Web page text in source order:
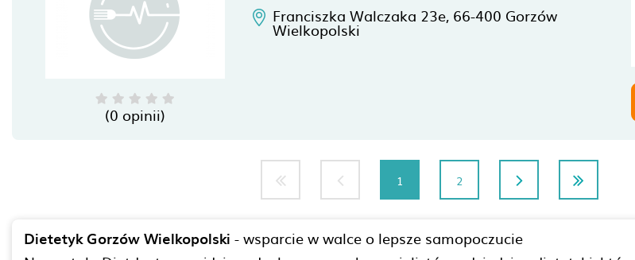
(0 opinii)
Franciszka Walczaka 23e, 66-400 Gorzów
Wielkopolski
1 2
Dietetyk Gorzów Wielkopolski - wsparcie w walce o lepsze samopoczucie